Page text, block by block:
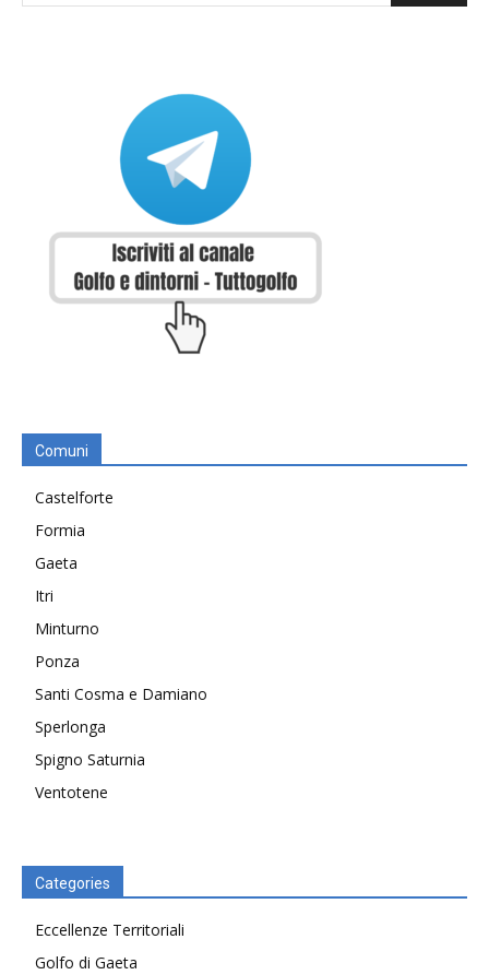
Comuni
Castelforte
Formia
Gaeta
Itri
Minturno
Ponza
Santi Cosma e Damiano
Sperlonga
Spigno Saturnia
Ventotene
Categories
Eccellenze Territoriali
Golfo di Gaeta